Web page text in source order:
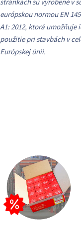
stránkach sú vyrobené v
európskou normou EN
A1: 2012, ktorá umožňuje
použitie pri stavbách v
Európskej únii.